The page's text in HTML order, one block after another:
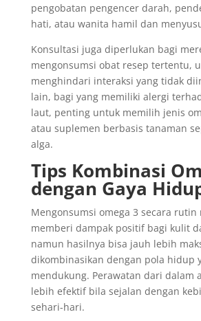
pengobatan pengencer darah,
hati, atau wanita hamil dan
Konsultasi juga diperlukan bagi
mengonsumsi obat resep tertentu,
menghindari interaksi yang tidak
lain, bagi yang memiliki alergi
laut, penting untuk memilih jenis
atau suplemen berbasis tanaman
alga.
Tips Kombinasi
dengan Gaya
Mengonsumsi omega 3 secara rutin
memberi dampak positif bagi kulit
namun hasilnya bisa jauh lebih
dikombinasikan dengan pola hidup
mendukung. Perawatan dari dalam
lebih efektif bila sejalan dengan
sehari-hari.